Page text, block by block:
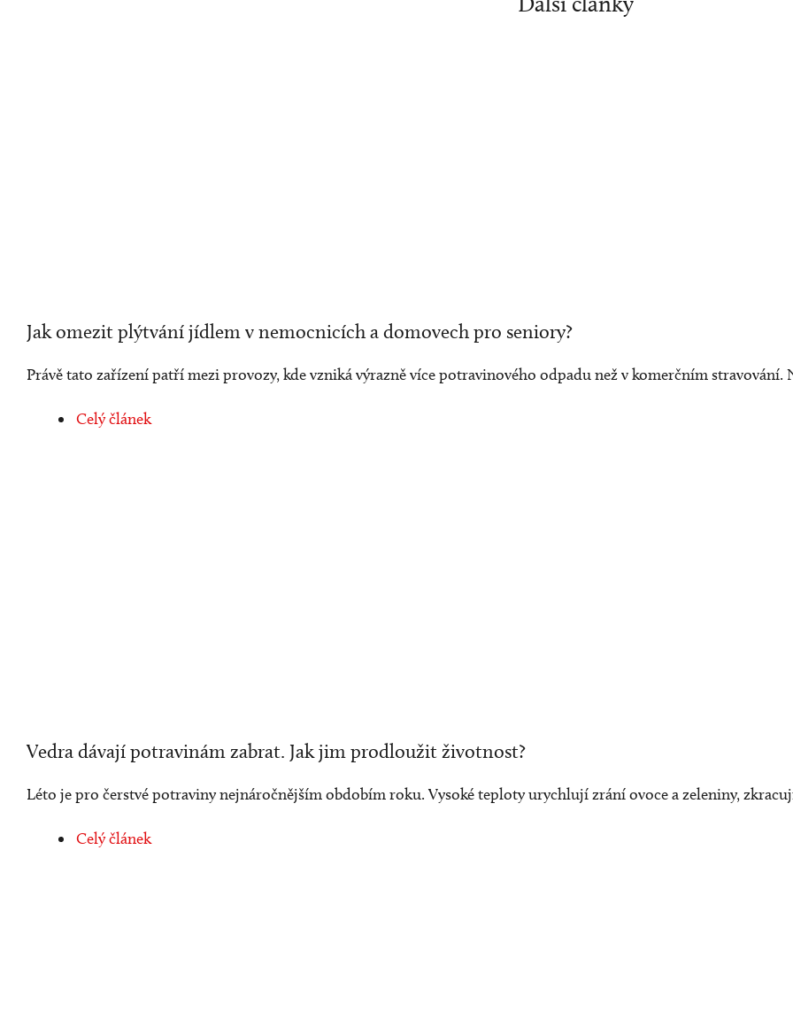
Jak omezit plýtvání jídlem v nemocnicích a domovech pro seniory?
Právě tato zařízení patří mezi provozy, kde vzniká výrazně více potravinového odpadu než v komerčním
Celý článek
Vedra dávají potravinám zabrat. Jak jim prodloužit životnost?
Léto je pro čerstvé potraviny nejnáročnějším obdobím roku. Vysoké teploty urychlují zrání ovoce a zeleniny,
Celý článek